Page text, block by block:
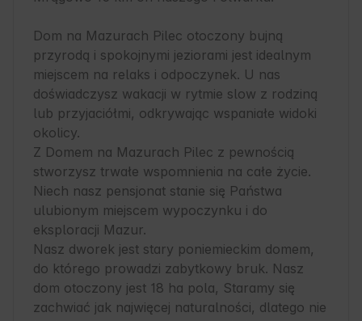
Dom na Mazurach Pilec otoczony bujną
przyrodą i spokojnymi jeziorami jest idealnym
miejscem na relaks i odpoczynek. U nas
doświadczysz wakacji w rytmie slow z rodziną
lub przyjaciółmi, odkrywając wspaniałe widoki
okolicy.
Z Domem na Mazurach Pilec z pewnością
stworzysz trwałe wspomnienia na całe życie.
Niech nasz pensjonat stanie się Państwa
ulubionym miejscem wypoczynku i do
eksploracji Mazur.
Nasz dworek jest stary poniemieckim domem,
do którego prowadzi zabytkowy bruk. Nasz
dom otoczony jest 18 ha pola, Staramy się
zachwiać jak najwięcej naturalności, dlatego nie